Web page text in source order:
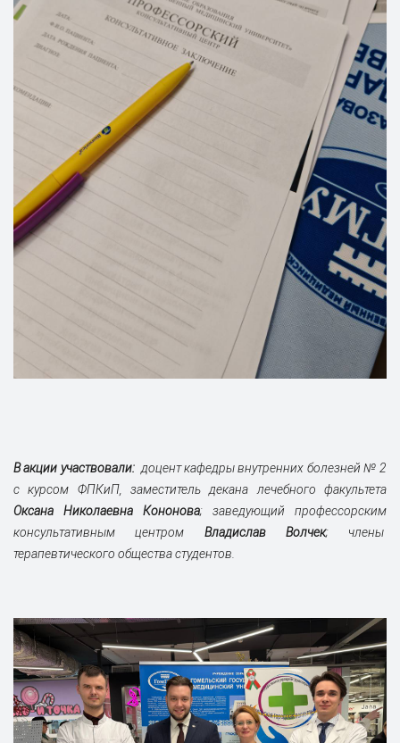
В акции участвовали: доцент кафедры внутренних болезней № 2
с курсом ФПКиП, заместитель декана лечебного факультета
Оксана Николаевна Кононова; заведующий профессорским
консультативным центром Владислав Волчек; члены
терапевтического общества студентов.